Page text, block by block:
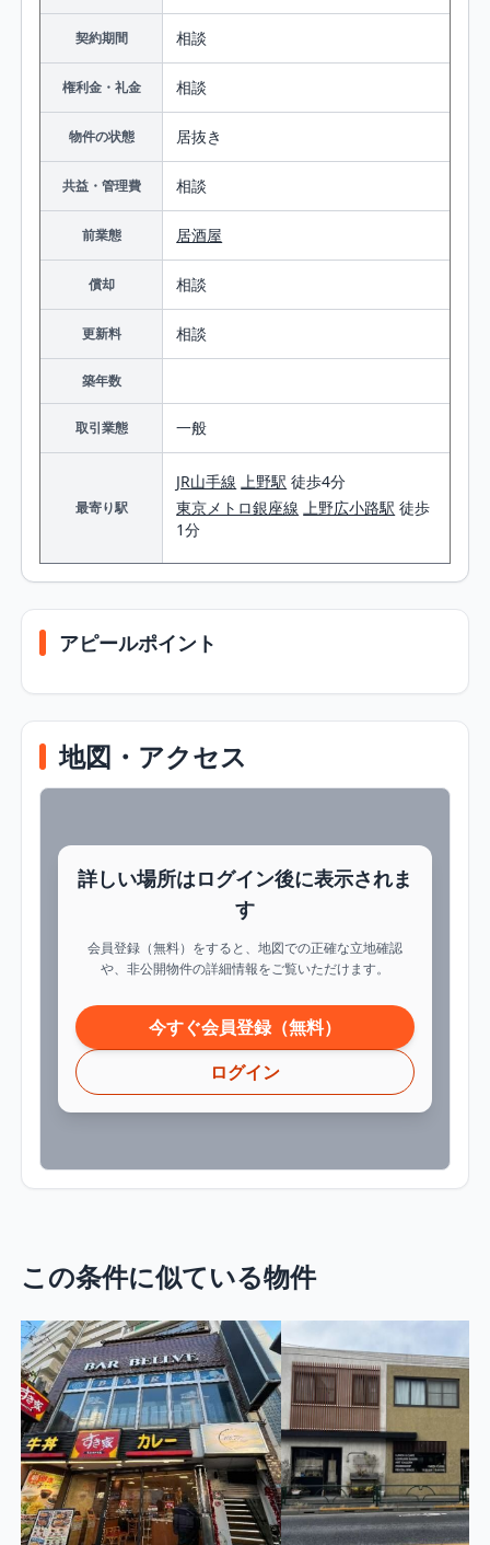
契約期間 相談
権利金・礼金 相談
物件の状態 居抜き
共益・管理費 相談
前業態 居酒屋
償却 相談
更新料 相談
築年数
取引業態 一般
最寄り駅
JR山手線 上野駅 徒歩4分
東京メトロ銀座線 上野広小路駅 徒歩
1分
アピールポイント
地図・アクセス
詳しい場所はログイン後に表示されま
す
会員登録（無料）をすると、地図での正確な立地確認
や、非公開物件の詳細情報をご覧いただけます。
今すぐ会員登録（無料）
ログイン
この条件に似ている物件